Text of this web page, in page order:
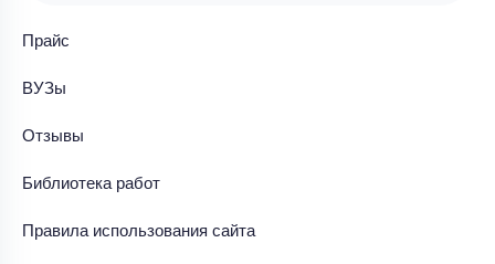
Прайс
ВУЗы
Отзывы
Библиотека работ
Правила использования сайта